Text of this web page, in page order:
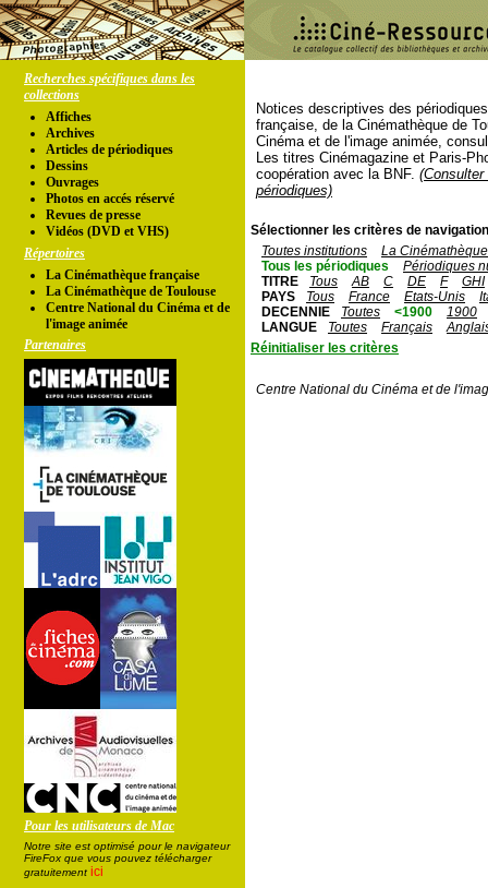
Recherches spécifiques dans les
collections
Affiches
Archives
Articles de périodiques
Dessins
Ouvrages
Photos en accés réservé
Revues de presse
Vidéos (DVD et VHS)
Répertoires
La Cinémathèque française
La Cinémathèque de Toulouse
Centre National du Cinéma et de
l'image animée
Partenaires
Pour les utilisateurs de Mac
Notre site est optimisé pour le navigateur
FireFox que vous pouvez télécharger
gratuitement ici
Notices descriptives des
française, de la Cinémathèque de
Cinéma et de l'image animée,
Les titres Cinémagazine et Paris-
coopération avec la BNF.
périodiques)
Sélectionner les critères de
Toutes institutions
La
Tous les périodiques
Périodiques
TITRE
Tous AB C DE F
GHI
PAYS
Tous France Etats-Unis
DECENNIE
Toutes <1900
1900
LANGUE
Toutes Français
Réinitialiser les critères
Centre National du Cinéma et de